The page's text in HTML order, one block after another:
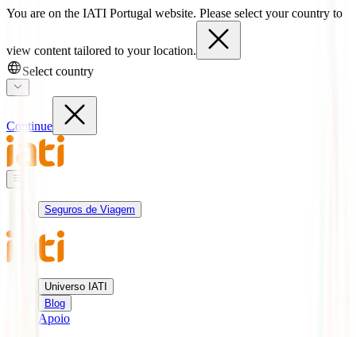
You are on the IATI Portugal website. Please select your country to
view content tailored to your location.
Select country
Continue
Seguros de Viagem
Universo IATI
Blog
Apoio